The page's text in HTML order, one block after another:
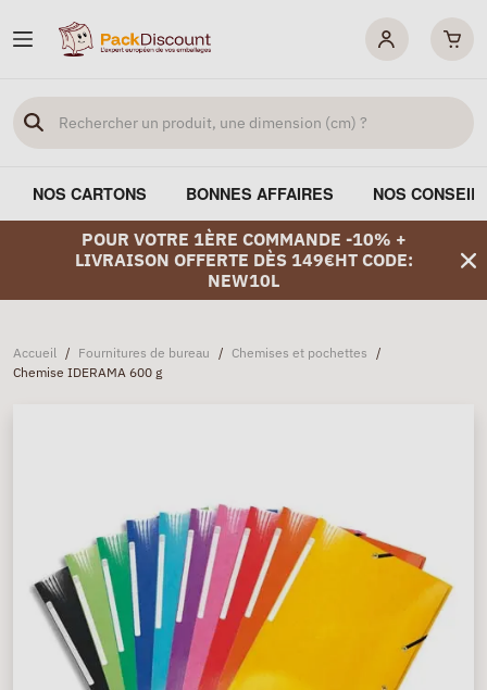
NOS CARTONS BONNES AFFAIRES NOS
POUR VOTRE 1ÈRE COMMANDE -10% +
LIVRAISON OFFERTE DÈS 149€HT CODE:
NEW10L
Accueil / Fournitures de bureau / Chemises et pochettes /
Chemise IDERAMA 600 g